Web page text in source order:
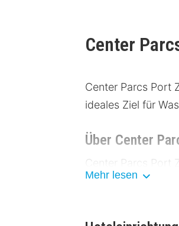
Center
Center Parcs Port
ideales Ziel für
Über Center
Center Parcs Port
Urlaubsgefühl
Mehr lesen